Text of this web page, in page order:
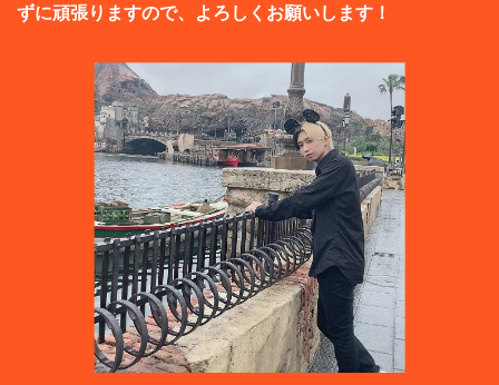
ずに頑張りますので、よろしくお願いします！